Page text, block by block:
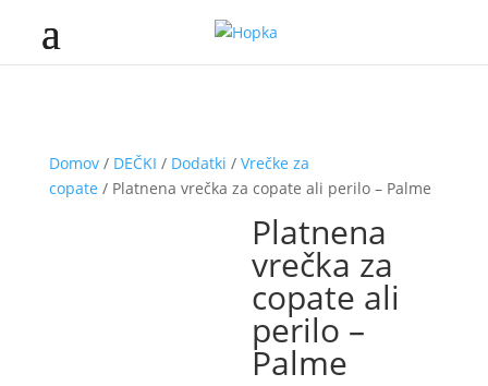
Domov/ DEČKI / Dodatki / Vrečke za
copate / Platnena vrečka za copate ali perilo – Palme
Platnena
vrečka za
copate ali
perilo –
Palme